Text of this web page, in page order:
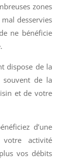
zones
desservies
ne bénéficie
dispose de la
souvent de la
et de votre
d’une
activité
vos débits